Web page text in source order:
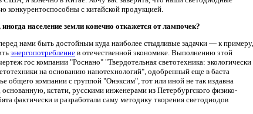
конкурентоспособны с китайской продукцией.
население земли конечно откажется от лампочек?
нами быть достойным куда наиболее стыдливые задачки — к примеру,
энергопотребление в отечественной экономике. Выполнению этой
гос компании "Роснано" "Твердотельная светотехника: экологически
на основанию нанотехнологий", одобренный еще в баста
общего компании с группой "Онэксим", тот или иной не так издавна
кстати, русскими инженерами из Петербургского физико-
фактически и разработали саму методику творения светодиодов